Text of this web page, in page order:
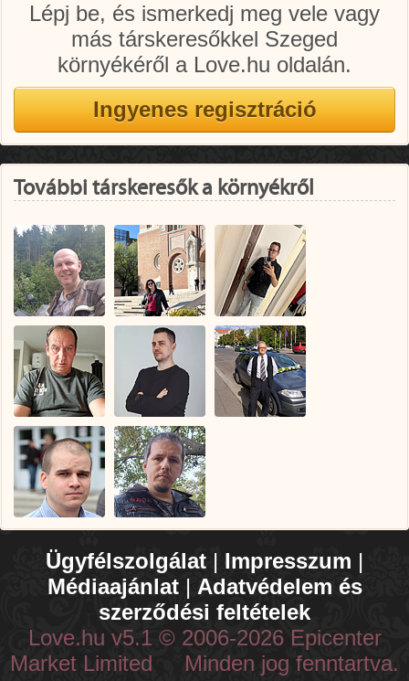
Lépj be, és ismerkedj meg vele vagy
más társkeresőkkel Szeged
környékéről a Love.hu oldalán.
További társkeresők a környékről
Ügyfélszolgálat | Impresszum |
Médiaajánlat| Adatvédelem és
szerződési feltételek
Love.hu v5.1 © 2006-2026 Epicenter
Market Limited Minden jog fenntartva.